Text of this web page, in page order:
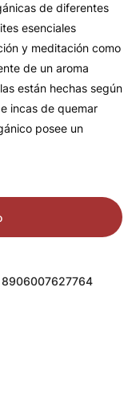
de diferentes
esenciales
y meditación como
de un aroma
están hechas según
incas de quemar
posee un
8906007627764